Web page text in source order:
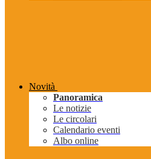
Novità
Panoramica
Le notizie
Le circolari
Calendario eventi
Albo online